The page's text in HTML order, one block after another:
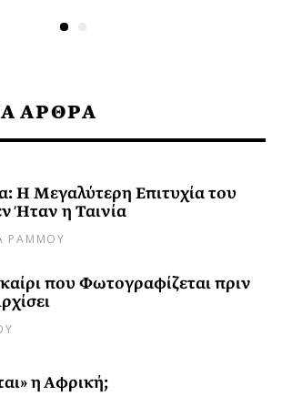
ΑΡΘΡΑ
Η Μεγαλύτερη Επιτυχία του
Ήταν η Ταινία
ΡΑΜΜΟΥ
που Φωτογραφίζεται πριν
η Αφρική;